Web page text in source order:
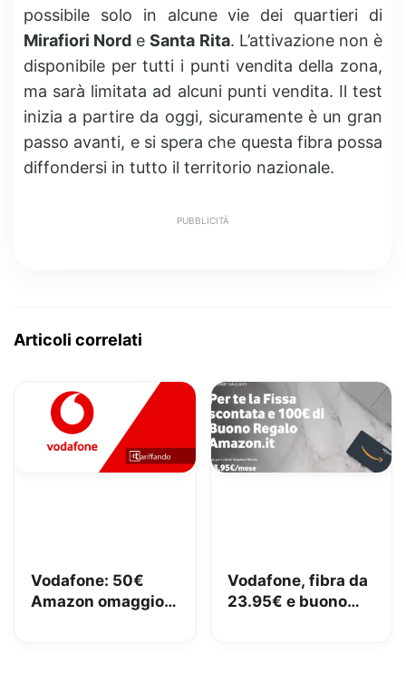
possibile solo in alcune vie dei quartieri di
Mirafiori Nord eSanta Rita. L’attivazione non è
disponibile per tutti i punti vendita della zona,
ma sarà limitata ad alcuni punti vendita. Il test
inizia a partire da oggi, sicuramente è un gran
passo avanti, e si spera che questa fibra possa
diffondersi in tutto il territorio nazionale.
PUBBLICITÀ
Articoli correlati
Vodafone: 50€
Amazon omaggio e
Vodafone, fibra da
23.95€ e buono